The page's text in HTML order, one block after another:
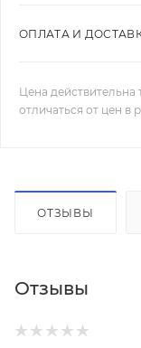
ОПЛАТА И
Цена действительна
отличаться от цен в
ОТЗЫВЫ
Отзывы